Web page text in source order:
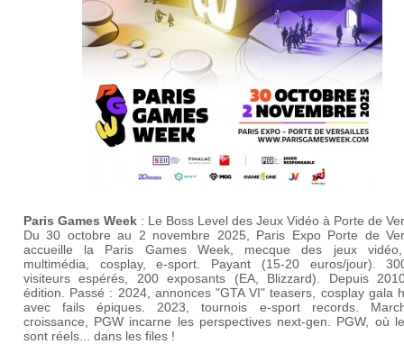
Paris Games Week : Le Boss Level des Jeux Vidéo à Porte de
Du 30 octobre au 2 novembre 2025, Paris Expo Porte de
accueille la Paris Games Week, mecque des jeux
multimédia, cosplay, e-sport. Payant (15-20 euros/jour).
visiteurs espérés, 200 exposants (EA, Blizzard). Depuis
édition. Passé : 2024, annonces "GTA VI" teasers, cosplay gala
avec fails épiques. 2023, tournois e-sport records.
croissance, PGW incarne les perspectives next-gen. PGW, où
sont réels... dans les files !